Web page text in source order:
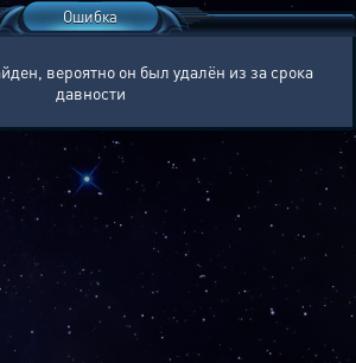
Ошибка
вероятно он был удалён из за срока
давности